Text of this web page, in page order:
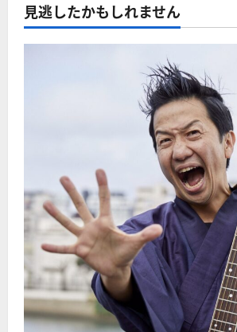
見逃したかもしれません